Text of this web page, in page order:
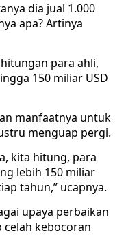
dia jual 1.000
apa? Artinya
para ahli,
150 miliar USD
manfaatnya untuk
menguap pergi.
kita hitung, para
lebih 150 miliar
tahun,” ucapnya.
upaya perbaikan
kebocoran